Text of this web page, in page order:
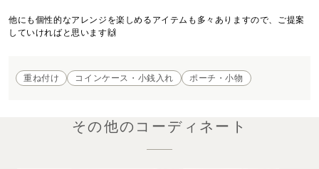
他にも個性的なアレンジを楽しめるアイテムも多々ありますので、ご提案
していければと思います🙌
重ね付け コインケース・小銭入れ ポーチ・小物
その他のコーディネート